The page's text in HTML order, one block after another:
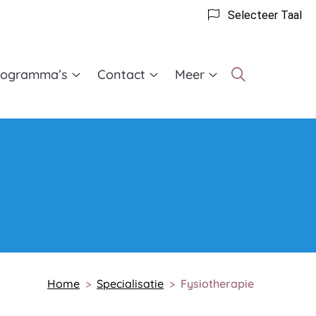
Selecteer Taal
Contact Meer
Home Specialisatie Fysiotherapie